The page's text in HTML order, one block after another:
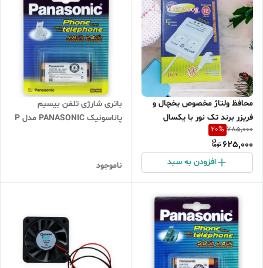
محافظ ولتاژ مخصوص یخچال و
فریزر برند تک نور با یکسال
گارانتی بی قید و شرط تعویض
785,000
20%
625,000
افزودن به سبد
باتری شارژی تلفن بیسیم
پاناسونیک PANASONIC مدل P
ناموجود